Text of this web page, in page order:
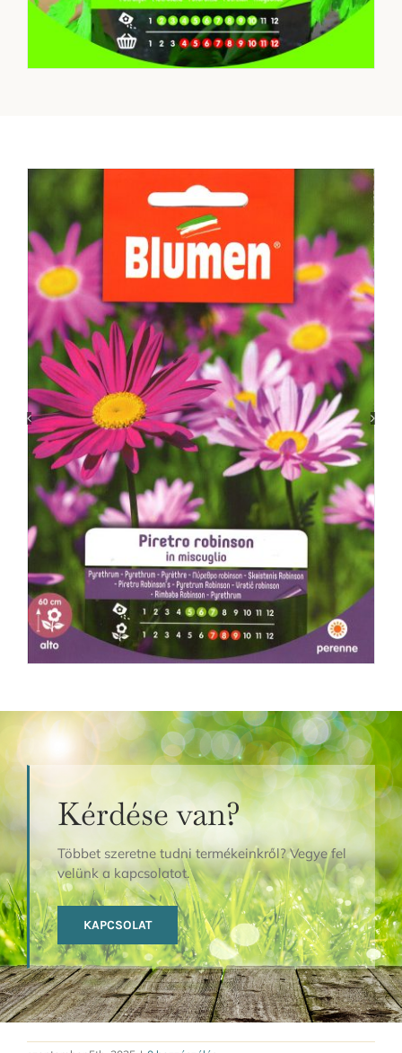
Kérdése van?
Többet szeretne tudni termékeinkről? Vegye fel
velünk a kapcsolatot.
KAPCSOLAT